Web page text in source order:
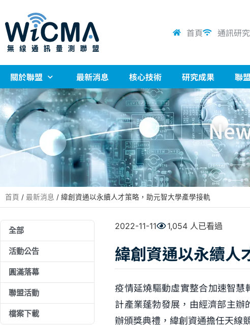
首頁 通訊研
關於聯盟 最新消息 核心技術 研究成果 聯
首頁 / 最新消息 / 緯創資通以永續人才策略，助元智大學產學接軌
全部
活動公告
圓滿落幕
聯盟活動
檔案下載
2022-11-11 1,054 人已看過
緯創資通以永續人
疫情延燒驅動虛實整合加速智慧
計產業蓬勃發展，由經濟部主
辦頒獎典禮，緯創資通擔任天線